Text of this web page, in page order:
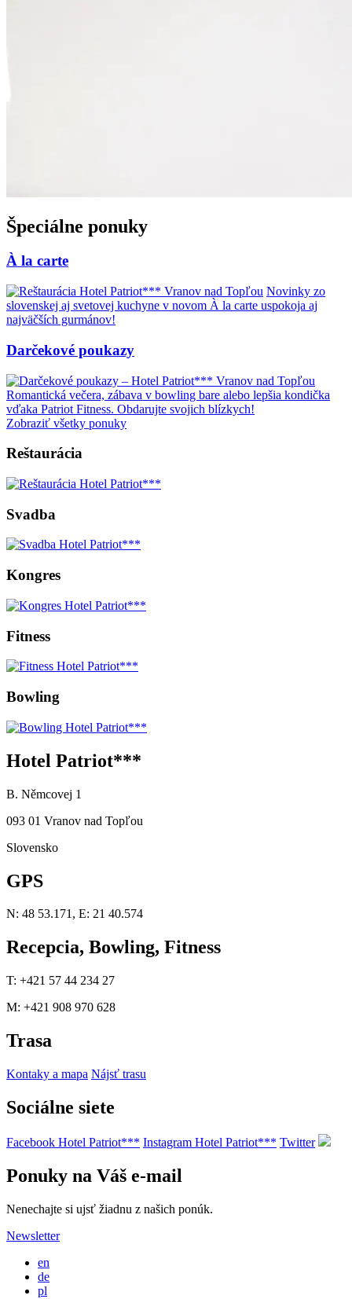
Špeciálne ponuky
À la carte
Novinky zo
slovenskej aj svetovej kuchyne v novom À la carte uspokoja aj
najväčších gurmánov!
Darčekové poukazy
Romantická večera, zábava v bowling bare alebo lepšia kondička
vďaka Patriot Fitness. Obdarujte svojich blízkych!
Zobraziť všetky ponuky
Reštaurácia
Svadba
Kongres
Fitness
Bowling
Hotel Patriot***
B. Němcovej 1
093 01 Vranov nad Topľou
Slovensko
GPS
N: 48 53.171, E: 21 40.574
Recepcia, Bowling, Fitness
T: +421 57 44 234 27
M: +421 908 970 628
Trasa
Kontaky a mapa Nájsť trasu
Sociálne siete
Facebook Hotel Patriot*** Instagram Hotel Patriot*** Twitter
Ponuky na Váš e-mail
Nenechajte si ujsť žiadnu z našich ponúk.
Newsletter
en
de
pl